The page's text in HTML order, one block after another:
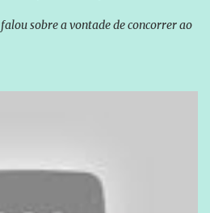
sobre a vontade de concorrer ao